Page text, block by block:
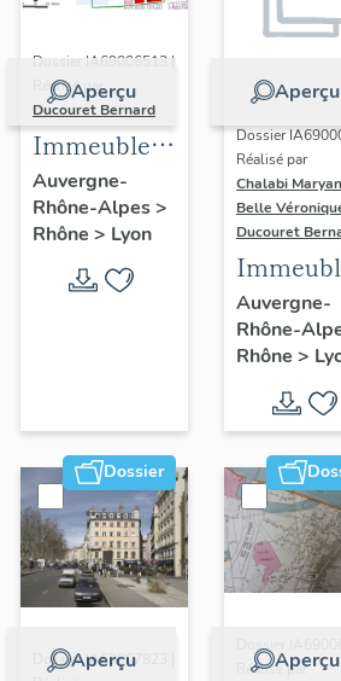
Aperçu
Dossier IA69006513 |
Réalisé par
Ducouret Bernard
Immeubles
du quartier
Saint-Nizier
Auvergne-
Rhône-Alpes>
Rhône > Lyon
Aperçu
Dossier
Réalisé par
Chalabi
Belle
Ducouret
Auvergne-
Rhône-
Rhône >
Dossier
Aperçu
Dossier IA69007823 |
Aperçu
Dossier
Réalisé par